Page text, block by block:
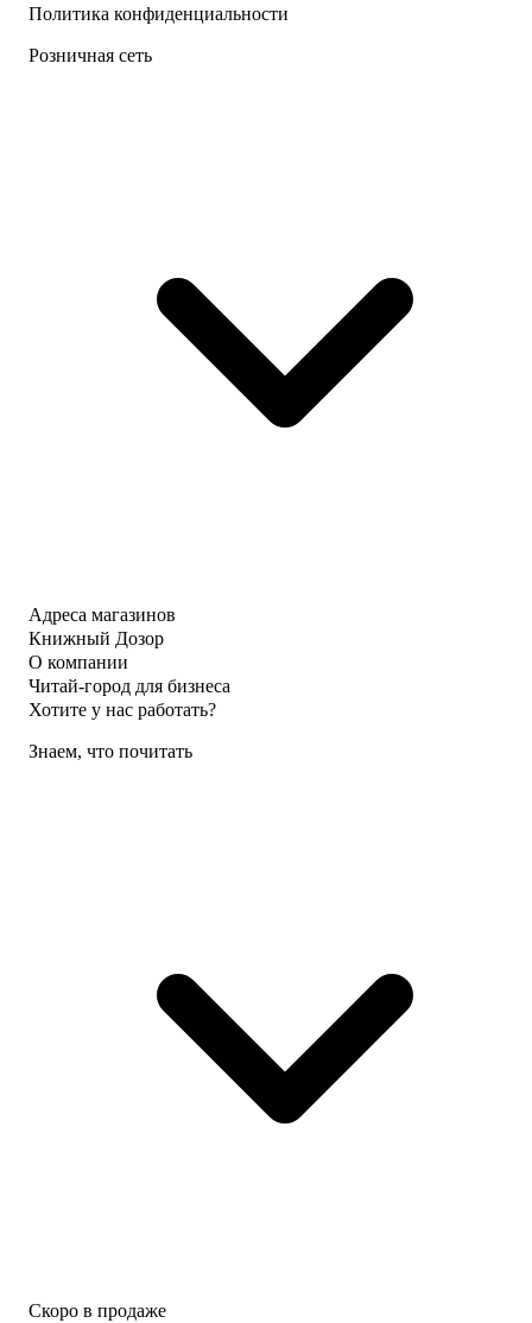
Политика конфиденциальности
Розничная сеть
Адреса магазинов
Книжный Дозор
О компании
Читай-город для бизнеса
Хотите у нас работать?
Знаем, что почитать
Скоро в продаже